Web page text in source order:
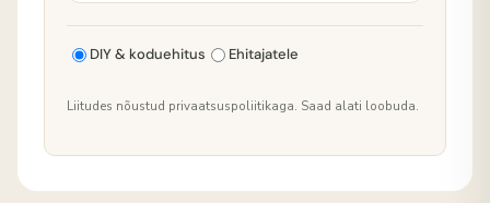
DIY & koduehitus Ehitajatele
Liitudes nõustud privaatsuspoliitikaga. Saad alati loobuda.